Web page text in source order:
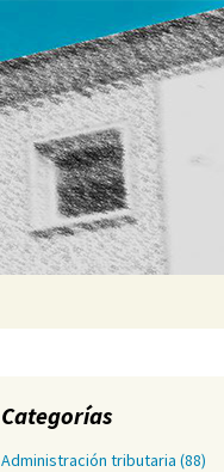
Categorías
Administración tributaria (88)